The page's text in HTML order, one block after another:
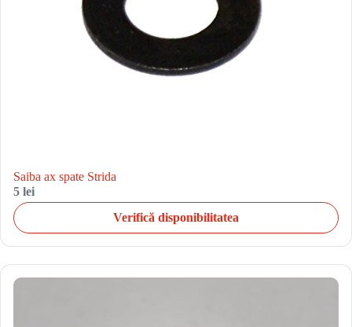
Saiba ax spate Strida
5 lei
Verifică disponibilitatea